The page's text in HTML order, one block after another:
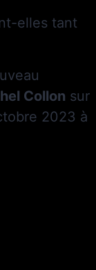
elles tant
Collon sur
2023 à